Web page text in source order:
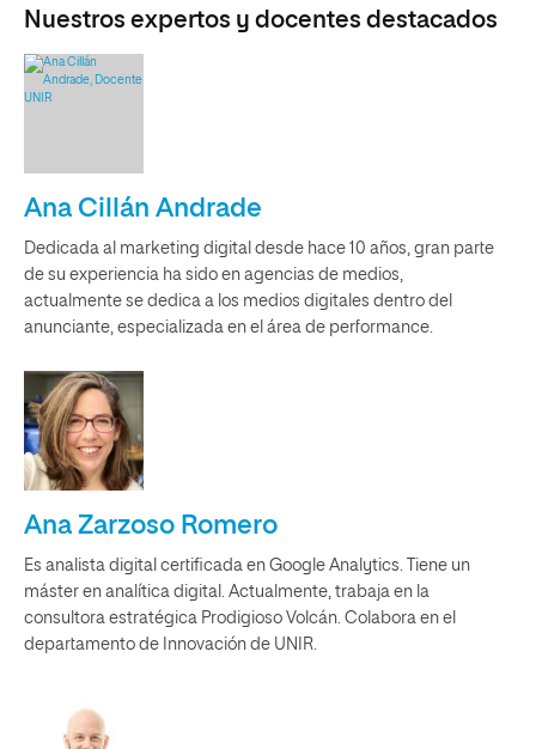
Nuestros expertos y docentes destacados
Ana Cillán Andrade
Dedicada al marketing digital desde hace 10 años, gran parte
de su experiencia ha sido en agencias de medios,
actualmente se dedica a los medios digitales dentro del
anunciante, especializada en el área de performance.
Ana Zarzoso Romero
Es analista digital certificada en Google Analytics. Tiene un
máster en analítica digital. Actualmente, trabaja en la
consultora estratégica Prodigioso Volcán. Colabora en el
departamento de Innovación de UNIR.